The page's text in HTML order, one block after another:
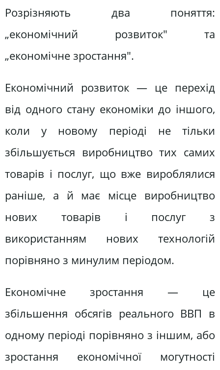
Розрізняють два поняття:
„економічний розвиток" та
„економічне зростання".
Економічний розвиток — це перехід
від одного стану економіки до іншого,
коли у новому періоді не тільки
збільшується виробництво тих самих
товарів і послуг, що вже вироблялися
раніше, а й має місце виробництво
нових товарів і послуг з
використанням нових технологій
порівняно з минулим періодом.
Економічне зростання — це
збільшення обсягів реального ВВП в
одному періоді порівняно з іншим, або
зростання економічної могутності